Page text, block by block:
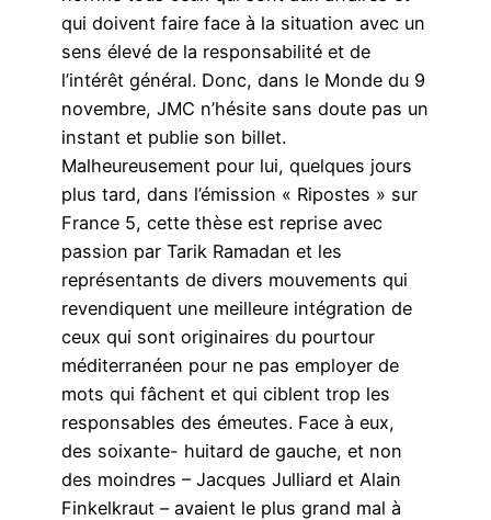
qui doivent faire face à la situation avec un
sens élevé de la responsabilité et de
l’intérêt général. Donc, dans le Monde du 9
novembre, JMC n’hésite sans doute pas un
instant et publie son billet.
Malheureusement pour lui, quelques jours
plus tard, dans l’émission « Ripostes » sur
France 5, cette thèse est reprise avec
passion par Tarik Ramadan et les
représentants de divers mouvements qui
revendiquent une meilleure intégration de
ceux qui sont originaires du pourtour
méditerranéen pour ne pas employer de
mots qui fâchent et qui ciblent trop les
responsables des émeutes. Face à eux,
des soixante- huitard de gauche, et non
des moindres – Jacques Julliard et Alain
Finkelkraut – avaient le plus grand mal à